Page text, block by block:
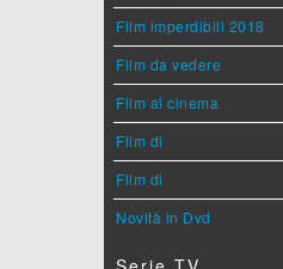
Film imperdibili 2018
Film da vedere
Film al cinema
Film di
Film di
Novità in Dvd